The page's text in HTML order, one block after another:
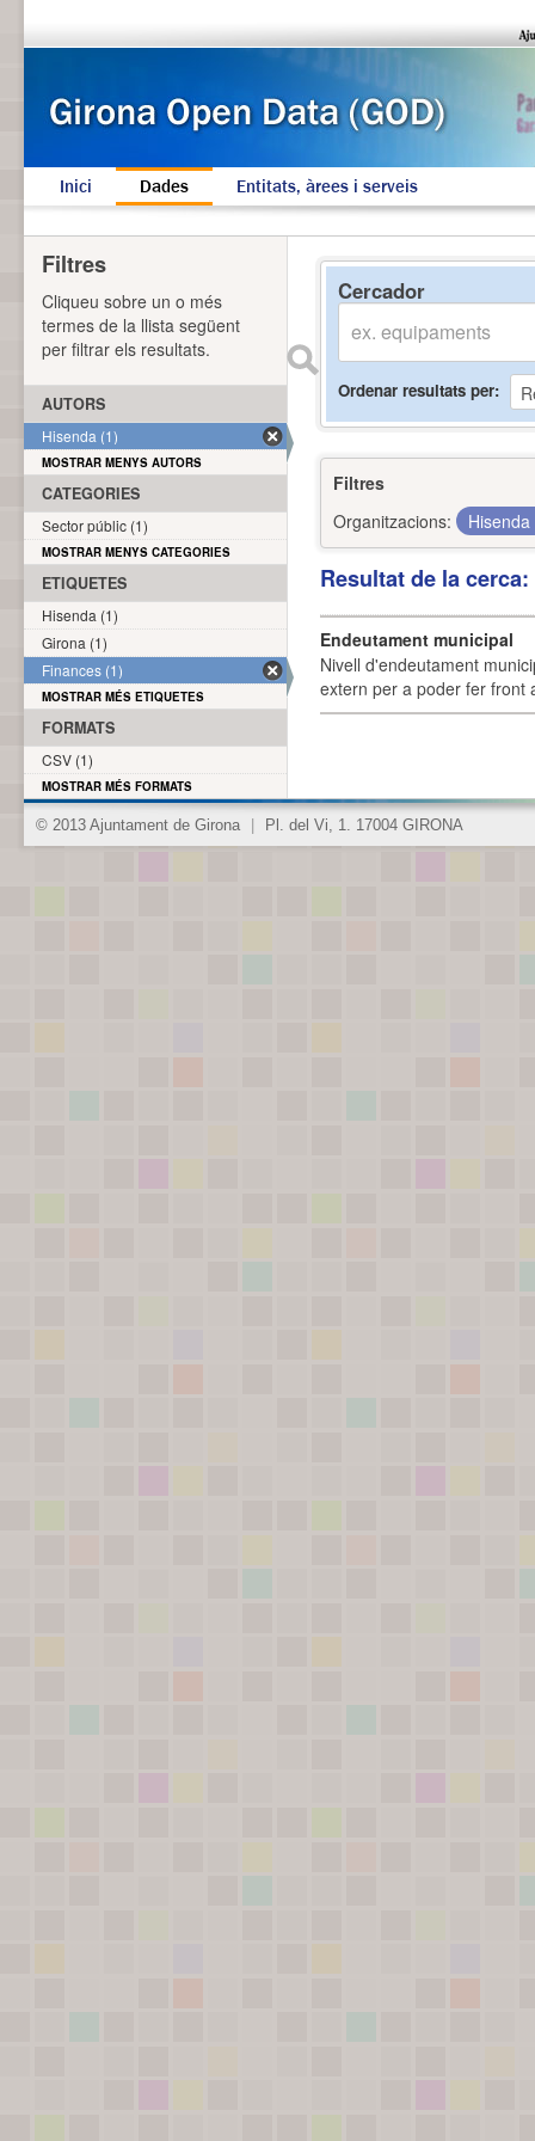
Inici Dades Entitats, àrees i serveis
Cercador
Ordenar resultats per
Filtres
Organitzacions:
Hisenda
Resultat de la
Endeutament municipal
Nivell d'endeutament
extern per a poder fer front
Filtres
Cliqueu sobre un o més
termes de la llista següent
per filtrar els resultats.
AUTORS
Hisenda (1)
MOSTRAR MENYS AUTORS
CATEGORIES
Sector públic (1)
MOSTRAR MENYS CATEGORIES
ETIQUETES
Hisenda (1)
Girona (1)
Finances (1)
MOSTRAR MÉS ETIQUETES
FORMATS
CSV (1)
MOSTRAR MÉS FORMATS
© 2013 Ajuntament de Girona Pl. del Vi, 1. 17004 GIRONA